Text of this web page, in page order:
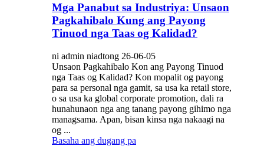
Mga Panabut sa Industriya: Unsaon
Pagkahibalo Kung ang Payong
Tinuod nga Taas og Kalidad?
ni admin niadtong 26-06-05
Unsaon Pagkahibalo Kon ang Payong Tinuod
nga Taas og Kalidad? Kon mopalit og payong
para sa personal nga gamit, sa usa ka retail store,
o sa usa ka global corporate promotion, dali ra
hunahunaon nga ang tanang payong gihimo nga
managsama. Apan, bisan kinsa nga nakaagi na
og ...
Basaha ang dugang pa